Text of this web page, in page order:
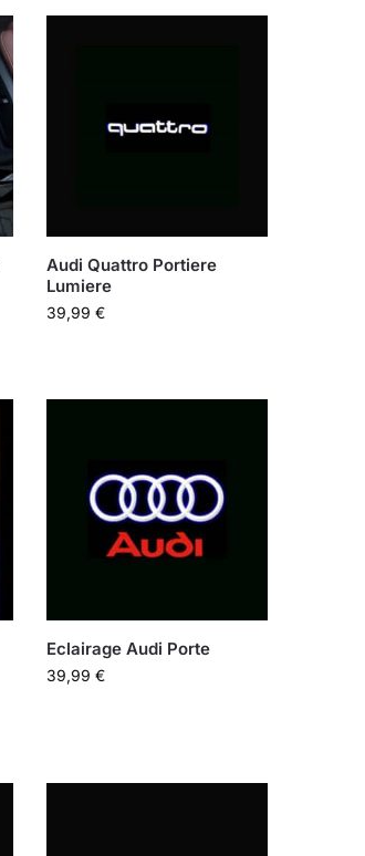
Audi Quattro Portiere
Lumiere
39,99€
Eclairage Audi Porte
39,99€